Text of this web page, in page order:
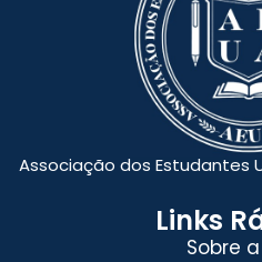
Associação dos Estudantes
Links
Sobre a